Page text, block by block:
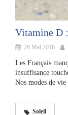
Vitamine D
26 Mai 2016
Les Français
insuffisance
Nos modes de
Soleil